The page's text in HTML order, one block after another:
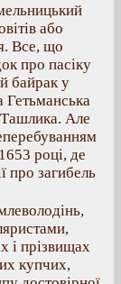
або
Все, що
про пасіку
байрак у
Гетьманська
Але
році, де
про загибель
і прізвищах
купчих,